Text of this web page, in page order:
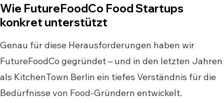
Wie FutureFoodCo Food Startups
konkret unterstützt
Genau für diese Herausforderungen haben wir
FutureFoodCo gegründet – und in den letzten Jahren
als KitchenTown Berlin ein tiefes Verständnis für die
Bedürfnisse von Food-Gründern entwickelt.